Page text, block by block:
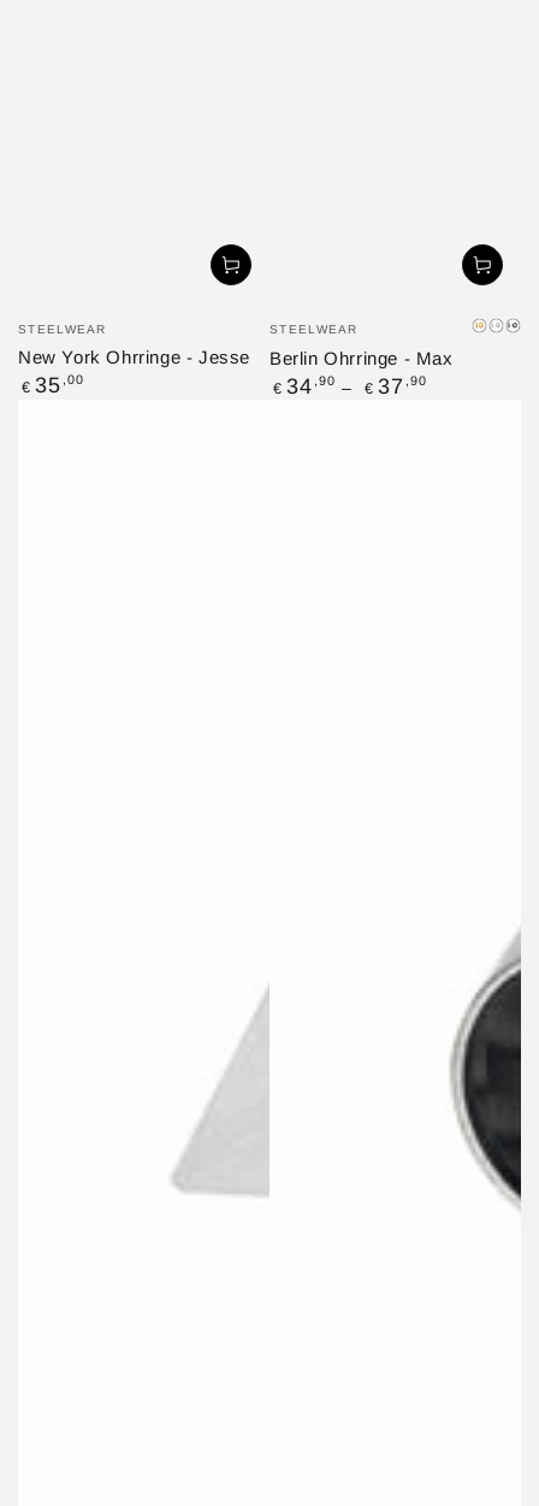
Verkäufer/in:
STEELWEAR
New York Ohrringe - Jesse
Regulärer
€ 35 ,00
Verkäufer/in:
STEELWEAR Gold
Berlin Ohrringe - Max
Regulärer
€ 34 ,90 € 37 ,90